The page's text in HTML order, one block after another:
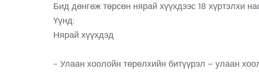
Бид дөнгөж төрсөн нярай хүүхдээс 18 хүртэлхи
Үүнд:
Нярай хүүхдэд
- Улаан хоолойн төрөлхийн битүүрэл – улаан